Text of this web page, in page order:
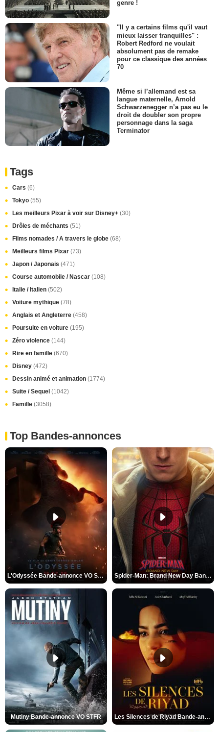
genre !
"Il y a certains films qu'il vaut
mieux laisser tranquilles" :
Robert Redford ne voulait
absolument pas de remake
pour ce classique des années
70
Même si l’allemand est sa
langue maternelle, Arnold
Schwarzenegger n’a pas eu le
droit de doubler son propre
personnage dans la saga
Terminator
Tags
Cars (6)
Tokyo (55)
Les meilleurs Pixar à voir sur Disney+ (30)
Drôles de méchants (51)
Films nomades / A travers le globe (68)
Meilleurs films Pixar (73)
Japon / Japonais (471)
Course automobile / Nascar (108)
Italie / Italien (502)
Voiture mythique (78)
Anglais et Angleterre (458)
Poursuite en voiture (195)
Zéro violence (144)
Rire en famille (670)
Disney (472)
Dessin animé et animation (1774)
Suite / Sequel (1042)
Famille (3058)
Top Bandes-annonces
L'Odyssée Bande-annonce VO STFR Spider-Man: Brand New Day Bande-annonce VO STFR
Mutiny Bande-annonce VO STFR Les Silences de Riyad Bande-annonce VO STFR